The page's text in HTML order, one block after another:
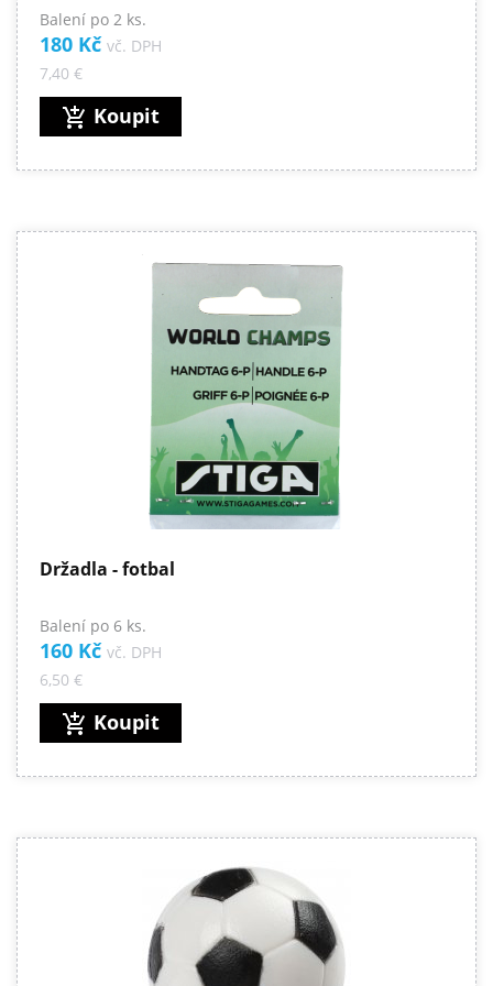
Balení po 2 ks.
180 Kč vč. DPH
7,40 €
add_shopping_cart Koupit
Držadla - fotbal
Balení po 6 ks.
160 Kč vč. DPH
6,50 €
add_shopping_cart Koupit